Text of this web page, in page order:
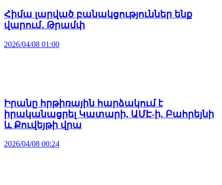
Հիմա լարված բանակցություններ ենք
վարում․ Թրամփ
2026/04/08 01:00
Իրանը հրթիռային հարձակում է
իրականացրել Կատարի, ԱՄԷ-ի, Բահրեյնի
և Քուվեյթի վրա
2026/04/08 00:24